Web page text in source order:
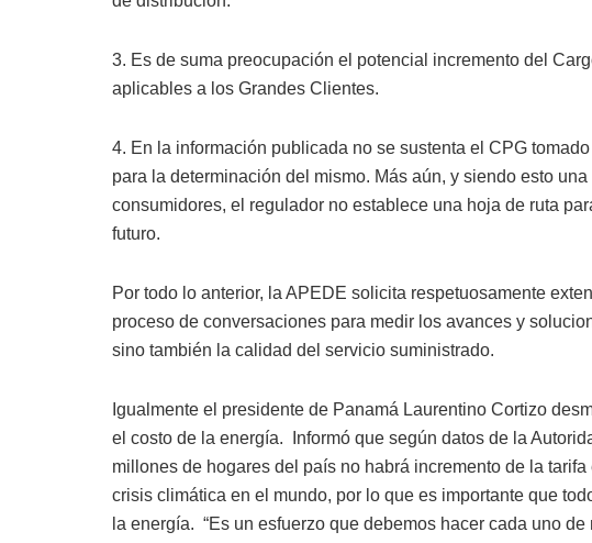
3. Es de suma preocupación el potencial incremento del
aplicables a los Grandes Clientes.
4. En la información publicada no se sustenta el CPG
para la determinación del mismo. Más aún, y siendo esto
consumidores, el regulador no establece una hoja de ruta
futuro.
Por todo lo anterior, la APEDE solicita respetuosamente
proceso de conversaciones para medir los avances y
sino también la calidad del servicio suministrado.
Igualmente el presidente de Panamá Laurentino Cortizo
el costo de la energía. Informó que según datos de la
millones de hogares del país no habrá incremento de la
crisis climática en el mundo, por lo que es importante que
la energía. “Es un esfuerzo que debemos hacer cada uno de